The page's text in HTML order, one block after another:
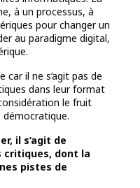
à un processus, à
pour changer un
au paradigme digital,
il ne s’agit pas de
dans leur format
le fruit
démocratique.
il s’agit de
critiques, dont la
pistes de